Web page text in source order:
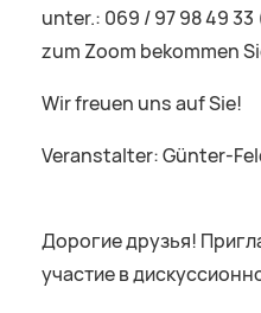
unter.: 069 / 97 98 49 33
zum Zoom bekommen
Wir freuen uns auf Sie!
Veranstalter: Günter-
Дорогие друзья!
участие в